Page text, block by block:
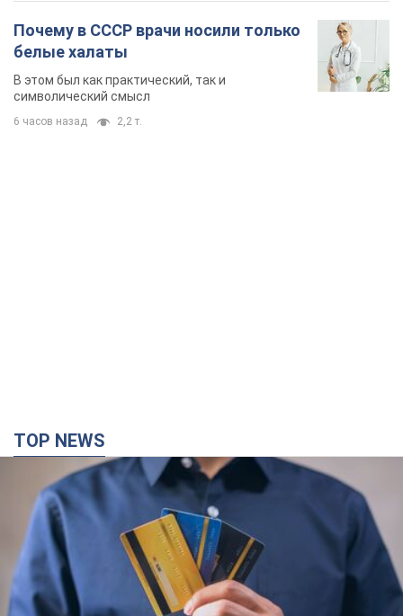
Почему в СССР врачи носили только
белые халаты
В этом был как практический, так и
символический смысл
6 часов назад 2,2 т.
TOP NEWS